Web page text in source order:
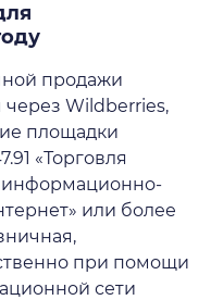
продажи
Wildberries,
площадки
«Торговля
информационно-
или более
при помощи
сети